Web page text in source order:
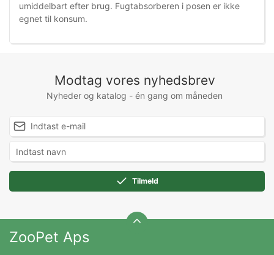
umiddelbart efter brug. Fugtabsorberen i posen er ikke
egnet til konsum.
Modtag vores nyhedsbrev
Nyheder og katalog - én gang om måneden
Tilmeld
ZooPet Aps